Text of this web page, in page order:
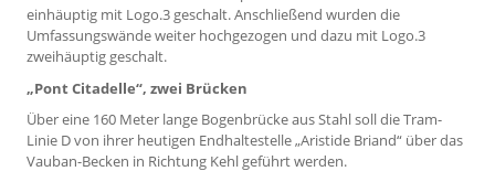
einhäuptig mit Logo.3 geschalt. Anschließend wurden die
Umfassungswände weiter hochgezogen und dazu mit Logo.3
zweihäuptig geschalt.
„Pont Citadelle“, zwei Brücken
Über eine 160 Meter lange Bogenbrücke aus Stahl soll die Tram-
Linie D von ihrer heutigen Endhaltestelle „Aristide Briand“ über das
Vauban-Becken in Richtung Kehl geführt werden.